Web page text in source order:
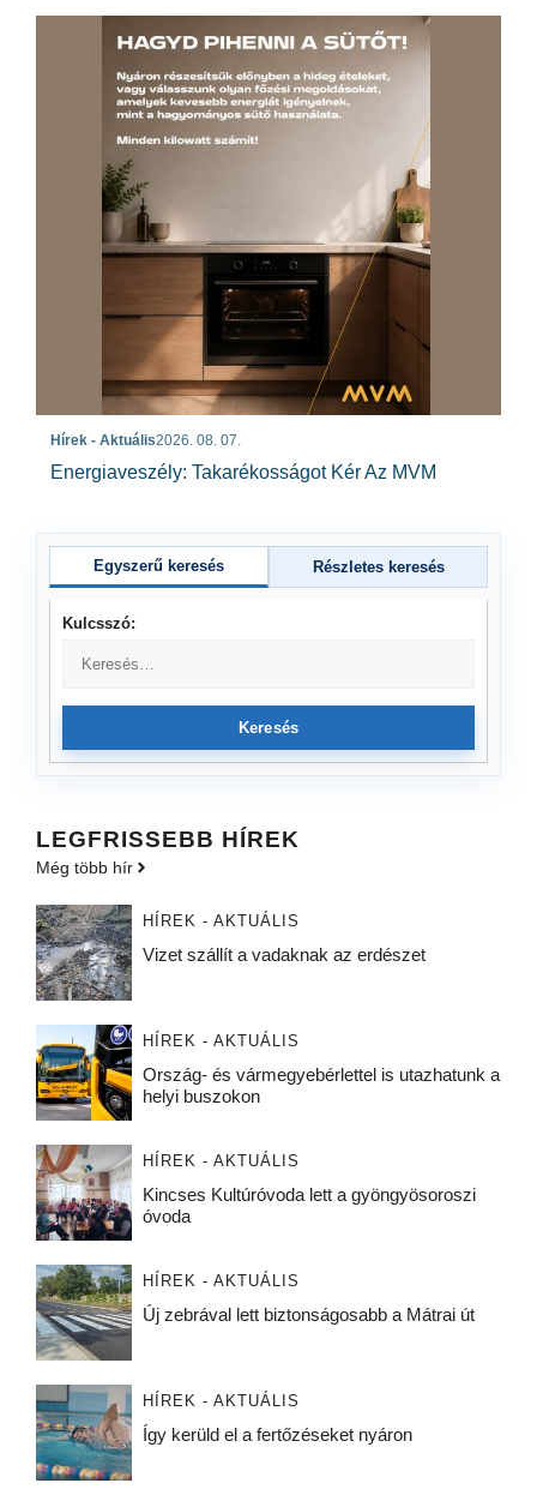
Hírek - Aktuális2026. 08. 07.
Energiaveszély: Takarékosságot Kér Az MVM
Egyszerű keresés Részletes keresés
Kulcsszó:
Keresés
LEGFRISSEBB HÍREK
Még több hír
HÍREK - AKTUÁLIS
Vizet szállít a vadaknak az erdészet
HÍREK - AKTUÁLIS
Ország- és vármegyebérlettel is utazhatunk a
helyi buszokon
HÍREK - AKTUÁLIS
Kincses Kultúróvoda lett a gyöngyösoroszi
óvoda
HÍREK - AKTUÁLIS
Új zebrával lett biztonságosabb a Mátrai út
HÍREK - AKTUÁLIS
Így kerüld el a fertőzéseket nyáron